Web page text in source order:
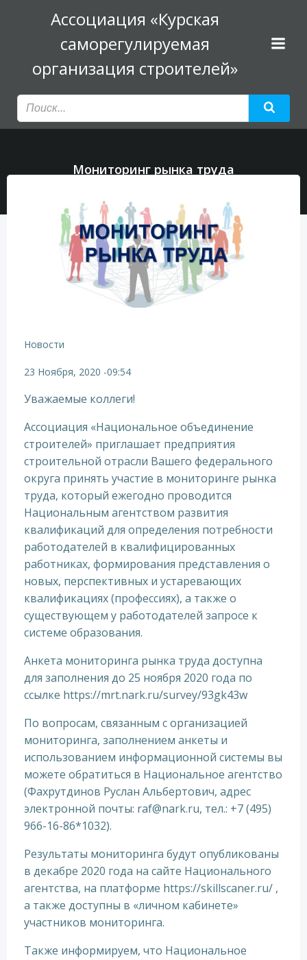
к
содержимому
Ассоциация «Курская
саморегулируемая
организация строителей»
Мониторинг рынка труда
Новости
23 Ноября, 2020 -09:54
Уважаемые коллеги!
Ассоциация «Национальное объединение
строителей» приглашает предприятия
строительной отрасли Вашего федерального
округа принять участие в мониторинге рынка
труда, который ежегодно проводится
Национальным агентством развития
квалификаций для определения потребности
работодателей в квалифицированных
работниках, формирования представления о
новых, перспективных и устаревающих
квалификациях (профессиях), а также о
существующем у работодателей запросе к
системе образования.
Анкета мониторинга рынка труда доступна
для заполнения до 25 ноября 2020 года по
ссылке https://mrt.nark.ru/survey/93gk43w
По вопросам, связанным с организацией
мониторинга, заполнением анкеты и
использованием информационной системы вы
можете обратиться в Национальное агентство
(Фахрутдинов Руслан Альбертович, адрес
электронной почты: raf@nark.ru, тел.: +7 (495)
966-16-86*1032).
Результаты мониторинга будут опубликованы
в декабре 2020 года на сайте Национального
агентства, на платформе https://skillscaner.ru/ ,
а также доступны в «личном кабинете»
участников мониторинга.
Также информируем, что Национальное